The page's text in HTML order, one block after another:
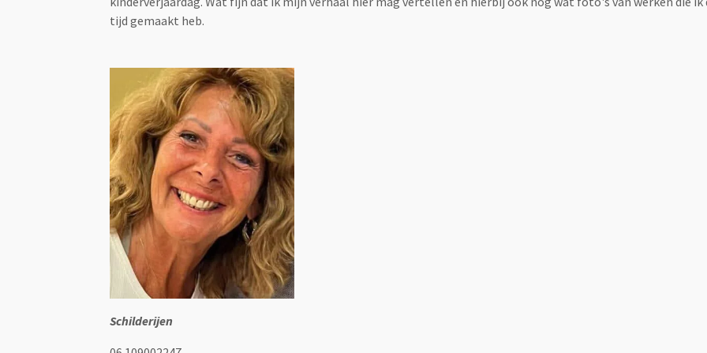
tijd gemaakt heb.
Schilderijen